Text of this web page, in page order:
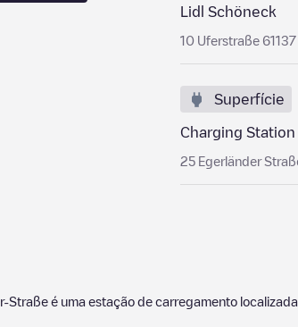
Lidl Schöneck
10 Uferstraße 61137
Superfície
Charging Station
25 Egerländer
Straße é uma estação de carregamento